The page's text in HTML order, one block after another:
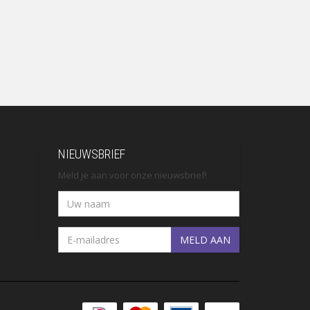
NIEUWSBRIEF
Meld je aan voor onze nieuwsbrief!
MELD AAN